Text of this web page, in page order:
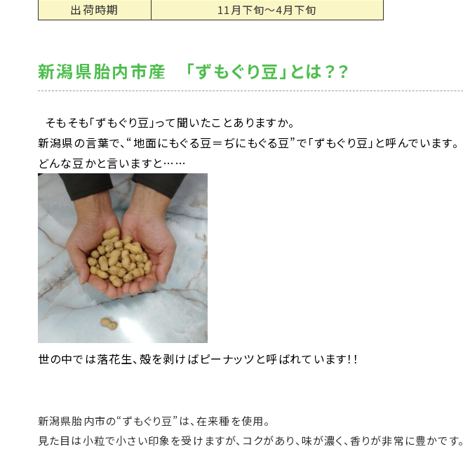
出荷時期 11月下旬～4月下旬
新潟県胎内市産 「ずもぐり豆」とは？？
そもそも「ずもぐり豆」って聞いたことありますか。
新潟県の言葉で、“地面にもぐる豆＝ぢにもぐる豆”で「ずもぐり豆」と呼んでいます。
どんな豆かと言いますと……
世の中では落花生、殻を剥けばピーナッツと呼ばれています！！
新潟県胎内市の“ずもぐり豆”は、在来種を使用。
見た目は小粒で小さい印象を受けますが、コクがあり、味が濃く、香りが非常に豊かです。